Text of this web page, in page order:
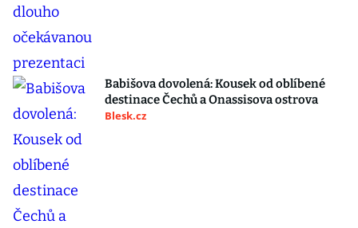
Babišova dovolená: Kousek od oblíbené
destinace Čechů a Onassisova ostrova
Blesk.cz